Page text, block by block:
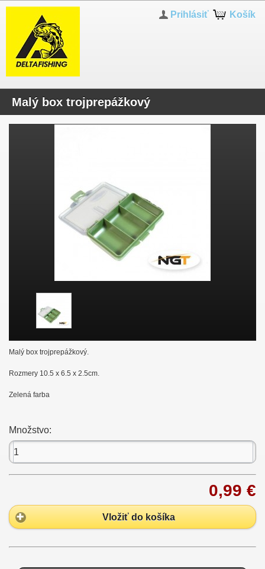
Košík
Prihlásiť
Malý box trojprepážkový
Malý box trojprepážkový.
Rozmery 10.5 x 6.5 x 2.5cm.
Zelená farba
Množstvo:
0,99 €
Vložiť do košíka